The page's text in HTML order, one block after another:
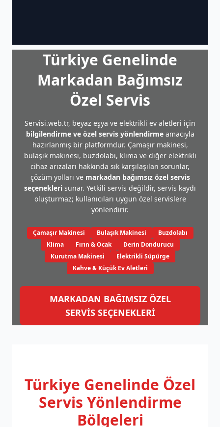
Türkiye Genelinde
Markadan Bağımsız
Özel Servis
Servisi.web.tr, beyaz eşya ve elektrikli ev aletleri için
bilgilendirme ve özel servis yönlendirmeamacıyla
hazırlanmış bir platformdur. Çamaşır makinesi,
bulaşık makinesi, buzdolabı, klima ve diğer elektrikli
cihaz arızaları hakkında sık karşılaşılan sorunlar,
çözüm yolları ve markadan bağımsız özel servis
seçenekleri sunar. Yetkili servis değildir, servis kaydı
oluşturmaz; kullanıcıları uygun özel servislere
yönlendirir.
Çamaşır Makinesi Bulaşık Makinesi
Buzdolabı
Klima
Fırın & Ocak
Derin Dondurucu
Kurutma Makinesi
Elektrikli Süpürge
Kahve & Küçük Ev Aletleri
MARKADAN BAĞIMSIZ ÖZEL
SERVİS SEÇENEKLERİ
Türkiye Genelinde Özel
Servis Yönlendirme
Bölgeleri